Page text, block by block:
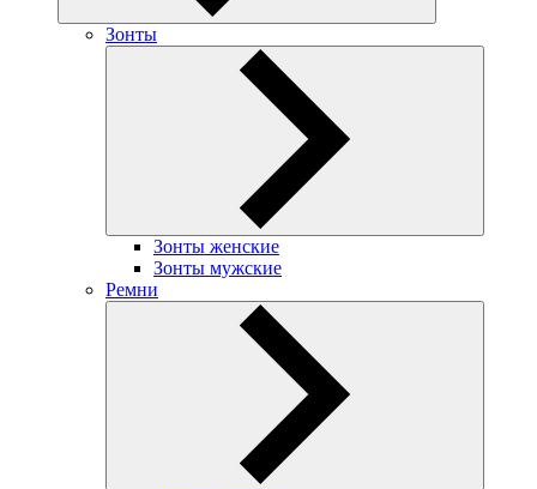
Зонты
Зонты женские
Зонты мужские
Ремни